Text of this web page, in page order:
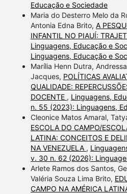
Educação e Sociedade
Maria do Desterro Melo da
Antonia Edna Brito, A
INFANTIL NO PIAUÍ:
Linguagens, Educação e
Linguagens, Educação e
Marília Henn Dutra,
Jacques, POLÍTICAS
QUALIDADE:
DOCENTE , Linguagens,
n. 55 (2023): Linguagens,
Cleonice Matos Amaral,
ESCOLA DO CAMPO/
LATINA: CONCEITOS E
NA VENEZUELA ,
v. 30 n. 62 (2026):
Arlete Ramos dos Santos,
Valéria Souza Lima Brito,
CAMPO NA AMÉRICA